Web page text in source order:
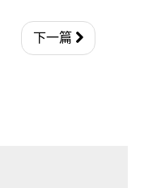
下一篇